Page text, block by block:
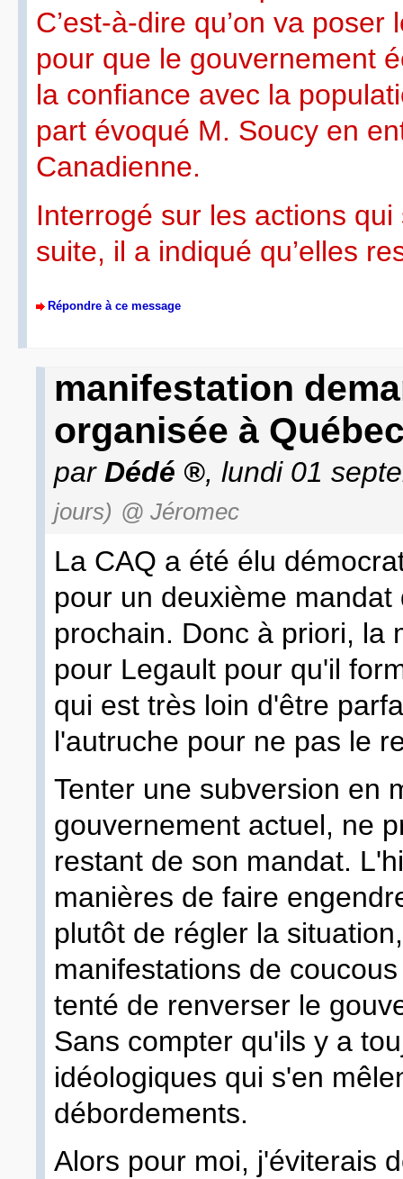
C’est-à-dire qu’on va
pour que le gouvernement
la confiance avec la
part évoqué M. Soucy en
Canadienne.
Interrogé sur les actions
suite, il a indiqué qu’elles
Répondre à ce message
manifestation
organisée à
par Dédé , lundi 01
jours) @ Jéromec
La CAQ a été élu
pour un deuxième
prochain. Donc à priori, la
pour Legault pour qu'il
qui est très loin d'être
l'autruche pour ne pas le
Tenter une subversion en
gouvernement actuel, ne
restant de son mandat.
manières de faire
plutôt de régler la
manifestations de
tenté de renverser le
Sans compter qu'ils y a
idéologiques qui s'en
débordements.
Alors pour moi, j'éviterais